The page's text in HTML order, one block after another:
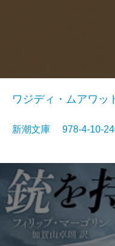
ワジディ・ムアワッ
新潮文庫 978-4-10-